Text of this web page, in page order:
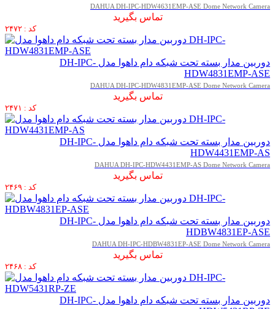
DAHUA DH-IPC-HDW4631EMP-ASE Dome Network Camera
تماس بگیرید
کد : ۲۴۷۲
دوربین مدار بسته تحت شبکه دام داهوا مدل DH-IPC-
HDW4831EMP-ASE
DAHUA DH-IPC-HDW4831EMP-ASE Dome Network Camera
تماس بگیرید
کد : ۲۴۷۱
دوربین مدار بسته تحت شبکه دام داهوا مدل DH-IPC-
HDW4431EMP-AS
DAHUA DH-IPC-HDW4431EMP-AS Dome Network Camera
تماس بگیرید
کد : ۲۴۶۹
دوربین مدار بسته تحت شبکه دام داهوا مدل DH-IPC-
HDBW4831EP-ASE
DAHUA DH-IPC-HDBW4831EP-ASE Dome Network Camera
تماس بگیرید
کد : ۲۴۶۸
دوربین مدار بسته تحت شبکه دام داهوا مدل DH-IPC-